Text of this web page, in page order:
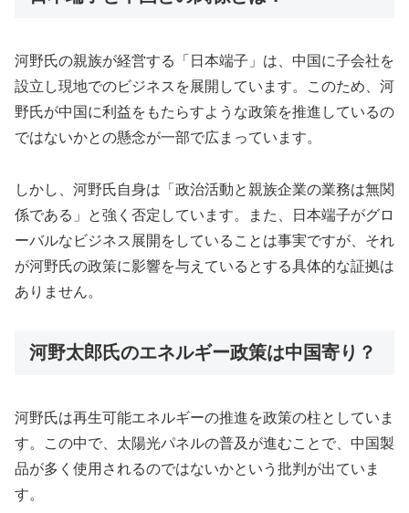
河野氏の親族が経営する「日本端子」は、中国に子会社を
設立し現地でのビジネスを展開しています。このため、河
野氏が中国に利益をもたらすような政策を推進しているの
ではないかとの懸念が一部で広まっています。
しかし、河野氏自身は「政治活動と親族企業の業務は無関
係である」と強く否定しています。また、日本端子がグロ
ーバルなビジネス展開をしていることは事実ですが、それ
が河野氏の政策に影響を与えているとする具体的な証拠は
ありません。
河野太郎氏のエネルギー政策は中国寄り？
河野氏は再生可能エネルギーの推進を政策の柱としていま
す。この中で、太陽光パネルの普及が進むことで、中国製
品が多く使用されるのではないかという批判が出ていま
す。